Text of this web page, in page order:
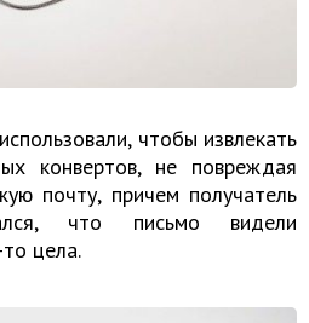
чтобы извлекать
конвертов, не повреждая
почту, причем получатель
что письмо видели
цела.